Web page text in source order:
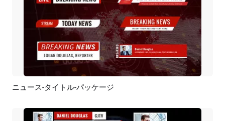
プレビュー
ニュース-タイトル-パッケージ